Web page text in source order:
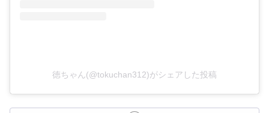
徳ちゃん(@tokuchan312)がシェアした投稿